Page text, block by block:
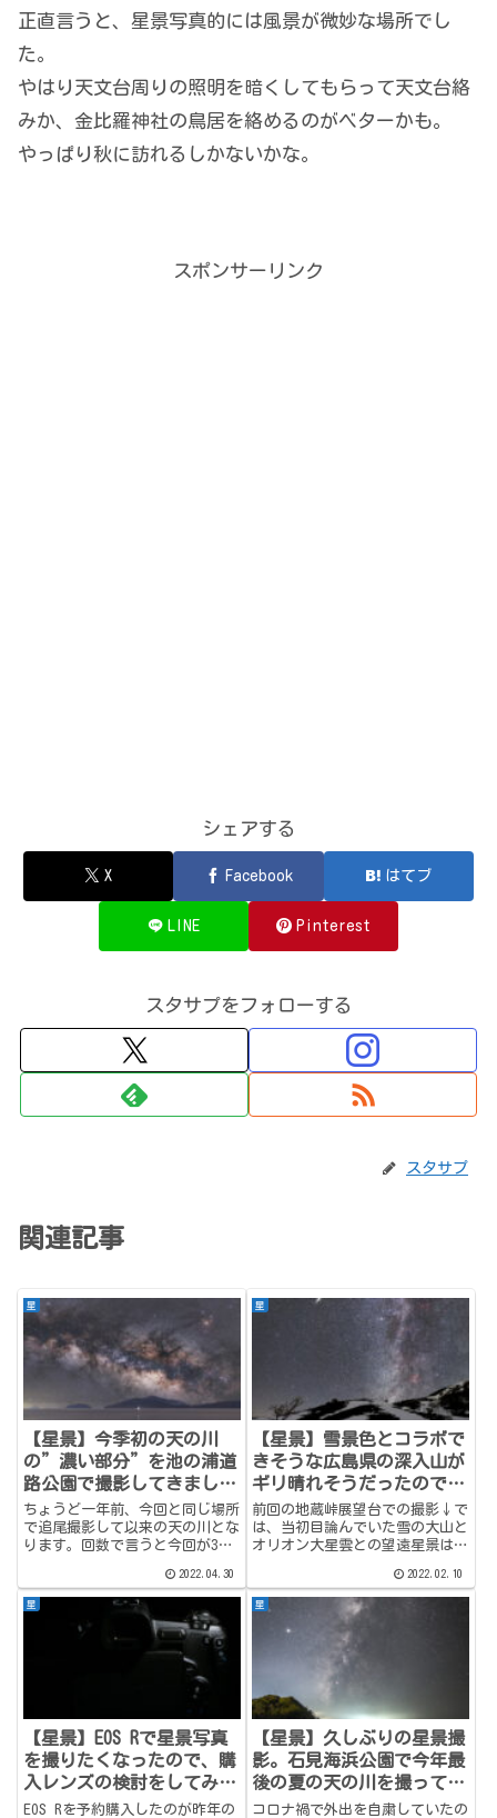
正直言うと、星景写真的には風景が微妙な場所でし
た。
やはり天文台周りの照明を暗くしてもらって天文台絡
みか、金比羅神社の鳥居を絡めるのがベターかも。
やっぱり秋に訪れるしかないかな。
スポンサーリンク
シェアする
X Facebook はてブ
LINE Pinterest
スタサプをフォローする
スタサプ
関連記事
星
【星景】今季初の天の川
の”濃い部分”を池の浦道
路公園で撮影してきまし
た。
ちょうど一年前、今回と同じ場所
で追尾撮影して以来の天の川とな
ります。回数で言うと今回が3回
天の川の追尾撮影が少ないんで
す。追尾撮影を始めた一昨年は、
天の川の季節になるとモチベーシ
ョンが下がりました。理由は、天
2022.04.30
星
【星景】雪景色とコラボで
きそうな広島県の深入山が
ギリ晴れそうだったので、
平日夜に突撃して北の天の
川を撮ってきた。
前回の地蔵峠展望台での撮影↓で
は、当初目論んでいた雪の大山と
オリオン大星雲との望遠星景はあ
を撮った写真が雪景色星景といえ
ばいえなくもないけど、やっぱり
ちゃんと追尾撮影して星景写真を
撮りたい！ということで、平日
2022.02.10
星
【星景】EOS Rで星景写真
を撮りたくなったので、購
入レンズの検討をしてみ
た。
EOS Rを予約購入したのが昨年の
星
【星景】久しぶりの星景撮
影。石見海浜公園で今年最
後の夏の天の川を撮ってき
ました。
コロナ禍で外出を自粛していたの